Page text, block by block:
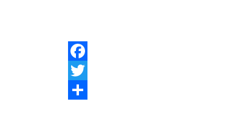
F
aT